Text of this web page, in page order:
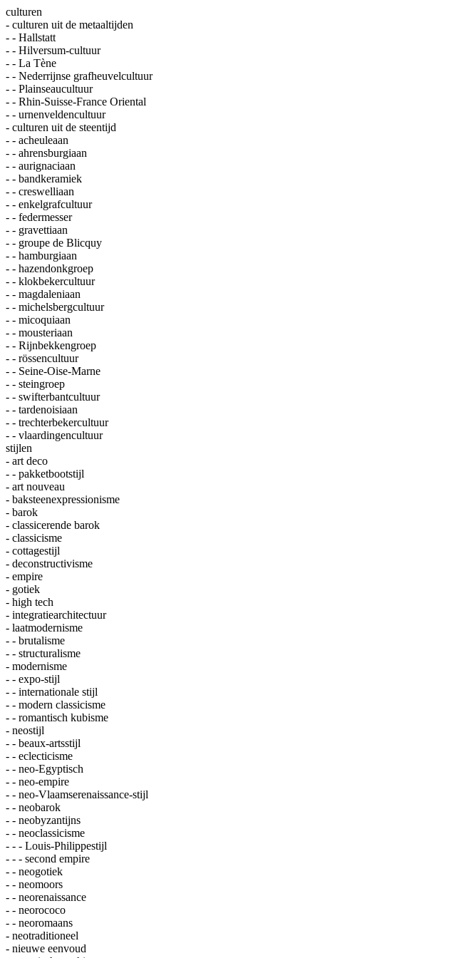
culturen
- culturen uit de metaaltijden
- - Hallstatt
- - Hilversum-cultuur
- - La Tène
- - Nederrijnse grafheuvelcultuur
- - Plainseaucultuur
- - Rhin-Suisse-France Oriental
- - urnenveldencultuur
- culturen uit de steentijd
- - acheuleaan
- - ahrensburgiaan
- - aurignaciaan
- - bandkeramiek
- - creswelliaan
- - enkelgrafcultuur
- - federmesser
- - gravettiaan
- - groupe de Blicquy
- - hamburgiaan
- - hazendonkgroep
- - klokbekercultuur
- - magdaleniaan
- - michelsbergcultuur
- - micoquiaan
- - mousteriaan
- - Rijnbekkengroep
- - rössencultuur
- - Seine-Oise-Marne
- - steingroep
- - swifterbantcultuur
- - tardenoisiaan
- - trechterbekercultuur
- - vlaardingencultuur
stijlen
- art deco
- - pakketbootstijl
- art nouveau
- baksteenexpressionisme
- barok
- classicerende barok
- classicisme
- cottagestijl
- deconstructivisme
- empire
- gotiek
- high tech
- integratiearchitectuur
- laatmodernisme
- - brutalisme
- - structuralisme
- modernisme
- - expo-stijl
- - internationale stijl
- - modern classicisme
- - romantisch kubisme
- neostijl
- - beaux-artsstijl
- - eclecticisme
- - neo-Egyptisch
- - neo-empire
- - neo-Vlaamserenaissance-stijl
- - neobarok
- - neobyzantijns
- - neoclassicisme
- - - Louis-Philippestijl
- - - second empire
- - neogotiek
- - neomoors
- - neorenaissance
- - neorococo
- - neoromaans
- neotraditioneel
- nieuwe eenvoud